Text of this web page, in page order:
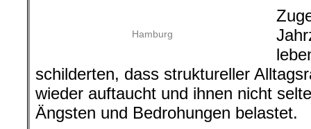
Hamburg
schilderten, dass struktureller
wieder auftaucht und ihnen nicht
Ängsten und Bedrohungen belastet.